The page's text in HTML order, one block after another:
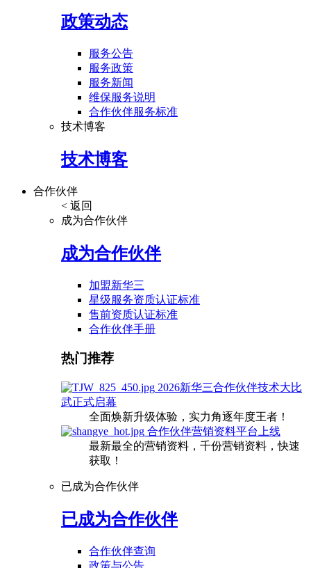
政策动态
服务公告
服务政策
服务新闻
维保服务说明
合作伙伴服务标准
技术博客
技术博客
合作伙伴
< 返回
成为合作伙伴
成为合作伙伴
加盟新华三
星级服务资质认证标准
售前资质认证标准
合作伙伴手册
热门推荐
2026新华三合作伙伴技术大比
武正式启幕
全面焕新升级体验，实力角逐年度王者！
合作伙伴营销资料平台上线
最新最全的营销资料，千份营销资料，快速
获取！
已成为合作伙伴
已成为合作伙伴
合作伙伴查询
政策与公告